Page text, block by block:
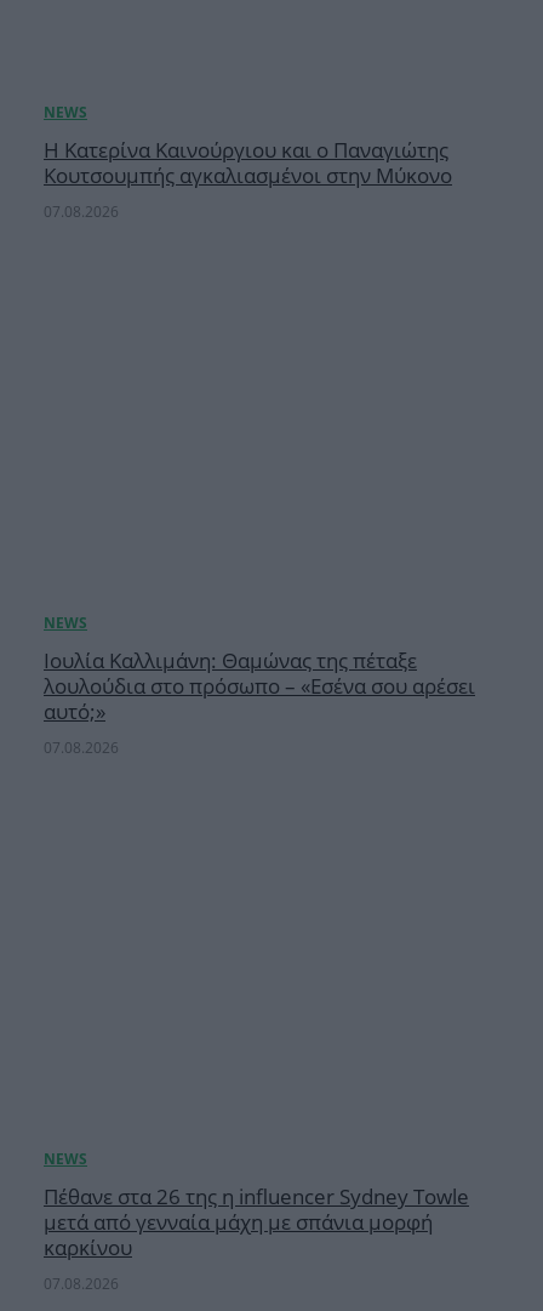
Η Κατερίνα Καινούργιου και ο Παναγιώτης
Κουτσουμπής αγκαλιασμένοι στην Μύκονο
07.08.2026
Ιουλία Καλλιμάνη: Θαμώνας της πέταξε
λουλούδια στο πρόσωπο – «Εσένα σου αρέσει
αυτό;»
07.08.2026
Πέθανε στα 26 της η influencer Sydney Towle
μετά από γενναία μάχη με σπάνια μορφή
καρκίνου
07.08.2026